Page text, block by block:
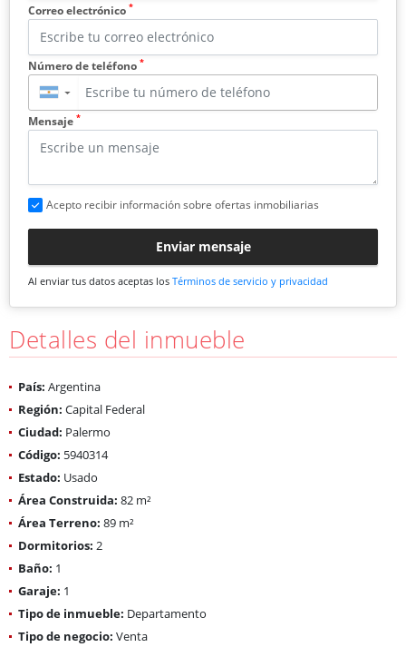
Correo electrónico *
Número de teléfono *
▼
Mensaje *
Acepto recibir información sobre ofertas inmobiliarias
Enviar mensaje
Al enviar tus datos aceptas los Términos de servicio y privacidad
Detalles del inmueble
País: Argentina
Región: Capital Federal
Ciudad: Palermo
Código: 5940314
Estado: Usado
Área Construida: 82 m²
Área Terreno: 89 m²
Dormitorios: 2
Baño: 1
Garaje: 1
Tipo de inmueble: Departamento
Tipo de negocio: Venta